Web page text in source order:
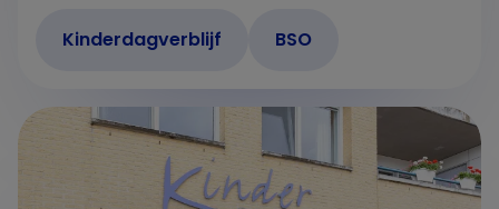
Kinderdagverblijf BSO